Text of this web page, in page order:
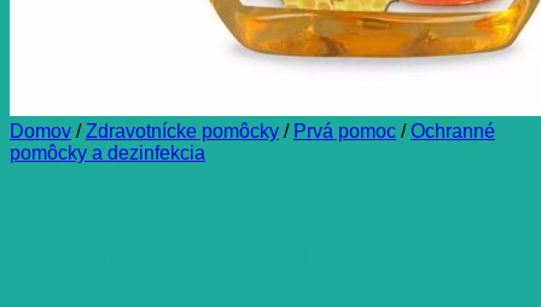
Domov / Zdravotnícke pomôcky / Prvá pomoc / Ochranné
pomôcky a dezinfekcia